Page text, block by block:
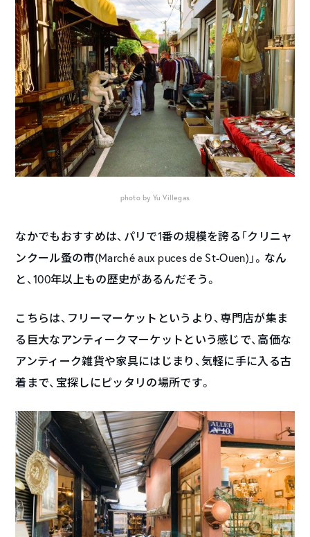
photo by Yu Villegas
なかでもおすすめは、パリで1番の規模を誇る「クリニャ
ンクール蚤の市(Marché aux puces de St-Ouen)」。なん
と、100年以上もの歴史があるんだそう。
こちらは、フリーマーケットというより、専門店が集ま
る巨大なアンティークマーケットという感じで、高価な
アンティーク雑貨や家具にはじまり、気軽に手に入る古
着まで、宝探しにピッタリの場所です。